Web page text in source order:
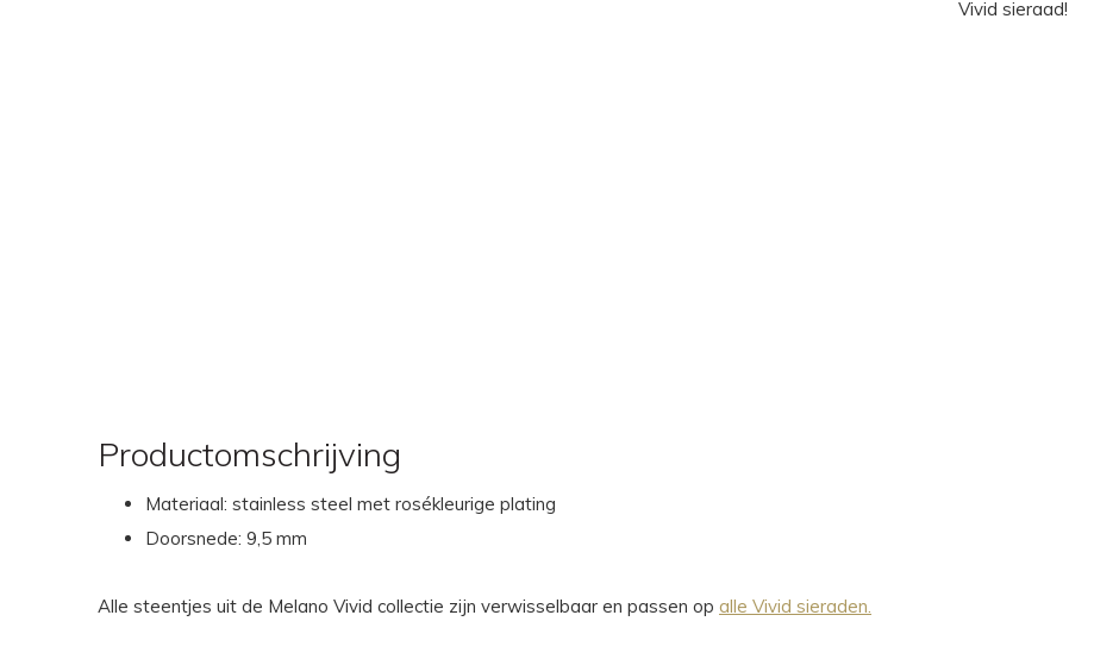
Vivid sieraad!
Productomschrijving
Materiaal: stainless steel met rosékleurige plating
Doorsnede: 9,5 mm
Alle steentjes uit de Melano Vivid collectie zijn verwisselbaar en passen op alle Vivid sieraden.